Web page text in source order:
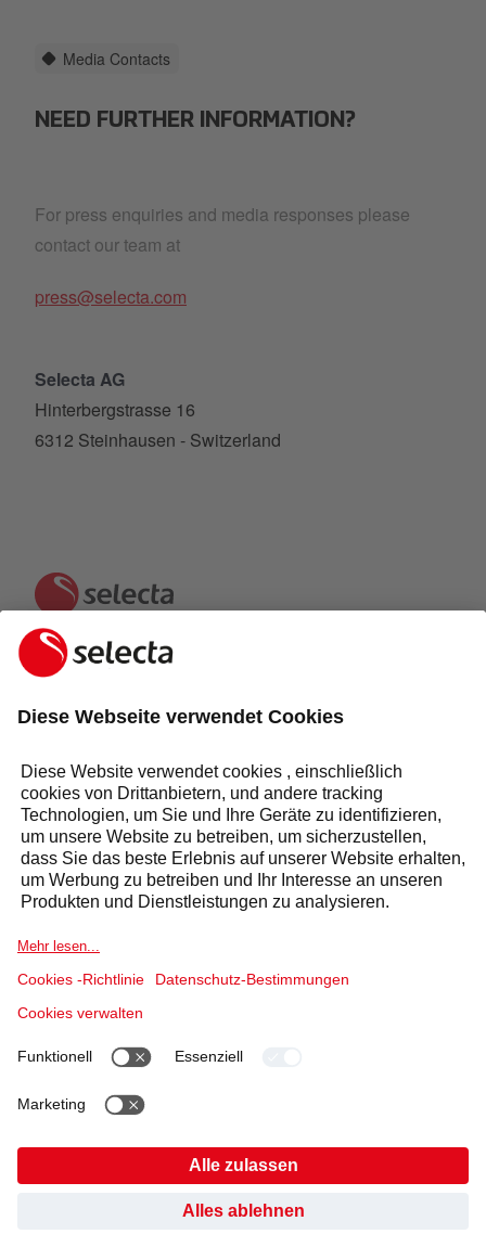
Media Contacts
NEED FURTHER INFORMATION?
For press enquiries and media responses please
contact our team at
press@selecta.com
Selecta AG
Hinterbergstrasse 16
6312 Steinhausen - Switzerland
KONTAKTIEREN SIE UNS UND ERHALTEN SIE EIN
ANFRAGE
Antwort innerhalb von 24 Stunden
Selecta Gruppe
NutzungsbedingungenDatenschutzerklärung
HABEN SIE GEFUNDEN, WONACH SIE GESUCHT